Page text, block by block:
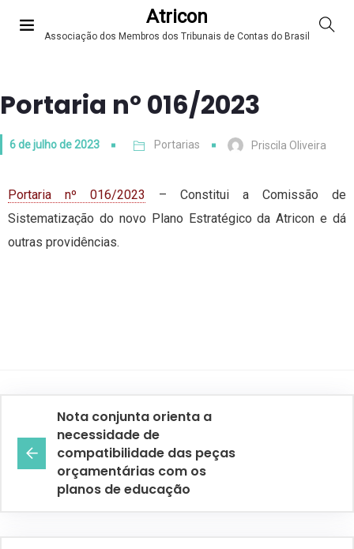
Atricon
Associação dos Membros dos Tribunais de Contas do Brasil
Portaria nº 016/2023
6 de julho de 2023 Portarias Priscila Oliveira
Portaria nº 016/2023
– Constitui a Comissão de
Sistematização do novo Plano Estratégico da Atricon e dá
outras providências.
Nota conjunta orienta a
necessidade de
compatibilidade das peças
orçamentárias com os
planos de educação